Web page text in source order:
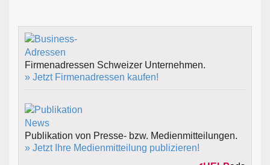
Firmenadressen Schweizer Unternehmen.
» Jetzt Firmenadressen kaufen!
Publikation von Presse- bzw. Medienmitteilungen.
» Jetzt Ihre Medienmitteilung publizieren!